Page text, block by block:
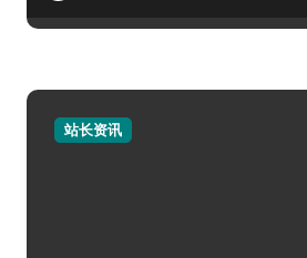
站长资讯